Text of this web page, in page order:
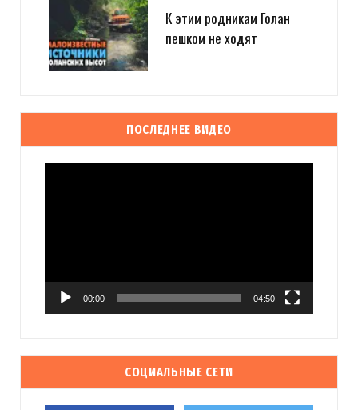
К этим родникам Голан
пешком не ходят
ПОСЛЕДНЕЕ ВИДЕО
00:00 04:50
СОЦИАЛЬНЫЕ СЕТИ